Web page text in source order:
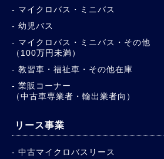
マイクロバス・ミニバス
幼児バス
マイクロバス・ミニバス・その他
（100万円未満）
教習車・福祉車・その他在庫
業販コーナー
（中古車専業者・輸出業者向）
リース事業
中古マイクロバスリース